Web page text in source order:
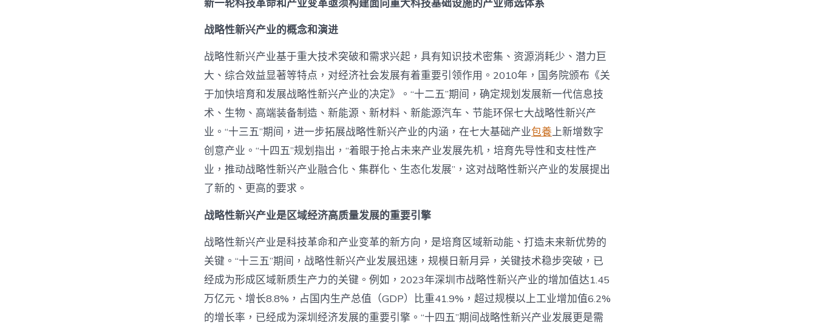
业
系：
框
架
与
实
践
_
中
国
网〉
中
新一轮科技革命和产业变革亟须构建面向重大科技基础设施的产业筛选体系
战略性新兴产业的概念和演进
战略性新兴产业基于重大技术突破和需求兴起，具有知识技术密集、资源消耗少、潜力巨
大、综合效益显著等特点，对经济社会发展有着重要引领作用。2010年，国务院颁布《关
于加快培育和发展战略性新兴产业的决定》。“十二五”期间，确定规划发展新一代信息技
术、生物、高端装备制造、新能源、新材料、新能源汽车、节能环保七大战略性新兴产
业。“十三五”期间，进一步拓展战略性新兴产业的内涵，在七大基础产业包養上新增数字
创意产业。“十四五”规划指出，“着眼于抢占未来产业发展先机，培育先导性和支柱性产
业，推动战略性新兴产业融合化、集群化、生态化发展”，这对战略性新兴产业的发展提出
了新的、更高的要求。
战略性新兴产业是区域经济高质量发展的重要引擎
战略性新兴产业是科技革命和产业变革的新方向，是培育区域新动能、打造未来新优势的
关键。“十三五”期间，战略性新兴产业发展迅速，规模日新月异，关键技术稳步突破，已
经成为形成区域新质生产力的关键。例如，2023年深圳市战略性新兴产业的增加值达1.45
万亿元、增长8.8%，占国内生产总值（GDP）比重41.9%，超过规模以上工业增加值6.2%
的增长率，已经成为深圳经济发展的重要引擎。“十四五”期间战略性新兴产业发展更是需